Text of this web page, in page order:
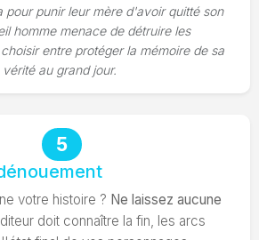
pour punir leur mère d'avoir quitté son
homme menace de détruire les
entre protéger la mémoire de sa
au grand jour.
5
votre histoire ? Ne laissez aucune
doit connaître la fin, les arcs